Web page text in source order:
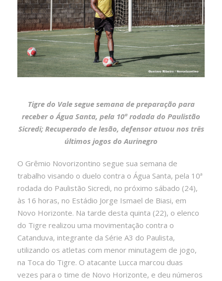
Tigre do Vale segue semana de preparação para
receber o Água Santa, pela 10ª rodada do Paulistão
Sicredi; Recuperado de lesão, defensor atuou nos três
últimos jogos do Aurinegro
O Grêmio Novorizontino segue sua semana de
trabalho visando o duelo contra o Água Santa, pela 10ª
rodada do Paulistão Sicredi, no próximo sábado (24),
às 16 horas, no Estádio Jorge Ismael de Biasi, em
Novo Horizonte. Na tarde desta quinta (22), o elenco
do Tigre realizou uma movimentação contra o
Catanduva, integrante da Série A3 do Paulista,
utilizando os atletas com menor minutagem de jogo,
na Toca do Tigre. O atacante Lucca marcou duas
vezes para o time de Novo Horizonte, e deu números